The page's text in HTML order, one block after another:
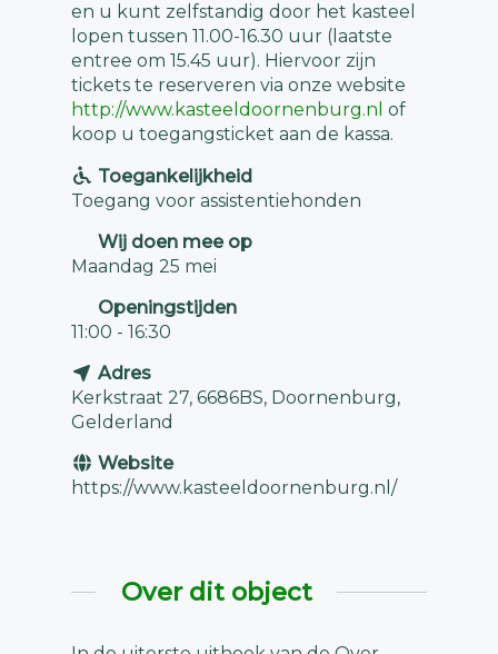
en u kunt zelfstandig door het kasteel
lopen tussen 11.00-16.30 uur (laatste
entree om 15.45 uur). Hiervoor zijn
tickets te reserveren via onze website
http://www.kasteeldoornenburg.nl of
koop u toegangsticket aan de kassa.
Toegankelijkheid
Toegang voor assistentiehonden
Wij doen mee op
Maandag 25 mei
Openingstijden
11:00 - 16:30
Adres
Kerkstraat 27, 6686BS, Doornenburg,
Gelderland
Website
https://www.kasteeldoornenburg.nl/
Over dit object